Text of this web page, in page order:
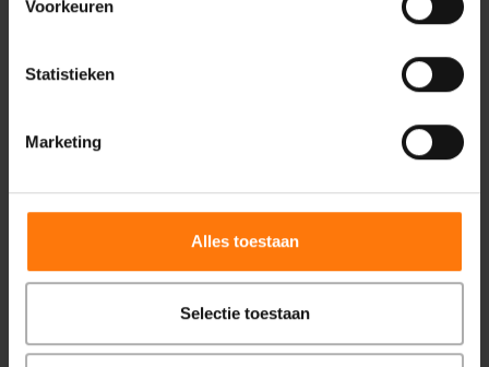
Voorkeuren
Statistieken
Marketing
Alles toestaan
Selectie toestaan
ZorgkaartNederland.Bekijk alle waarderingenofplaats een
Psychische problemen